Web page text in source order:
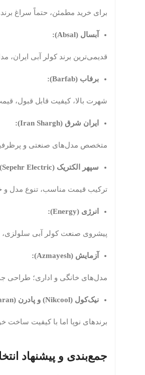
برای خرید مطمئن، حتماً سراغ
آبسال (Absal):
قدیمی‌ترین برند کولر آبی
برفاب (Barfab):
شهرت بالا، کیفیت قابل قبول،
ایران شرق (Iran Shargh):
متخصص مدل‌های صنعتی و
سپهر الکتریک (Sepehr Electric):
ترکیب قیمت مناسب، تنوع مدل‌ و
انرژی (Energy):
پیشروی صنعت کولر آبی
آزمایش (Azmayesh):
مدل‌های خانگی و اداری؛ طراحی
نیک‌کول (Nikcool) و پادرن (Padaran):
برندهای نوپا اما با کیفیت ساخت
جمع‌بندی و پیشنهاد